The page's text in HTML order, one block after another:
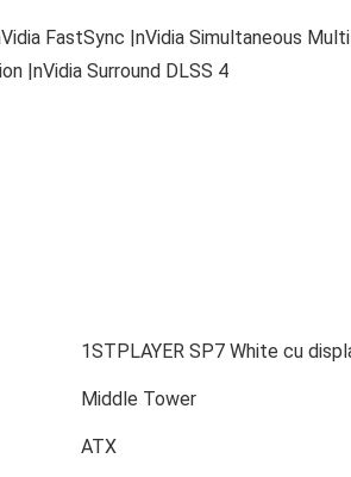
FastSync |nVidia Simultaneous
|nVidia Surround DLSS 4
1STPLAYER SP7 White cu
Middle Tower
ATX